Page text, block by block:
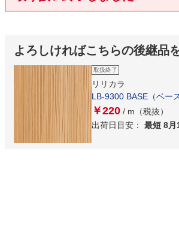
よろしければこちらの後継品
取扱終了
リリカラ
LB-9300 BASE（ベー
￥220 / m（税抜）
出荷日目安：
最短 8月